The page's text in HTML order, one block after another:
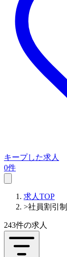
キープした求人
0件
求人TOP
>社員割引
243件の求人